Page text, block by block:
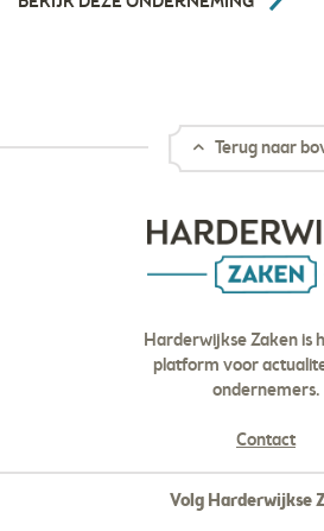
Terug naar
Harderwijkse Zaken is
platform voor
ondernemers.
Contact
Volg Harderwijkse